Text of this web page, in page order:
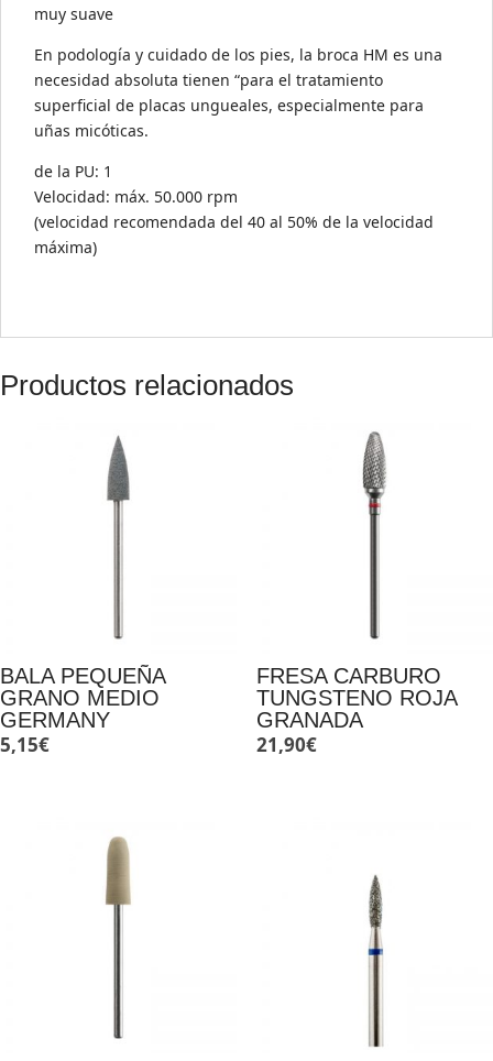
muy suave
En podología y cuidado de los pies, la broca HM es una
necesidad absoluta tienen “para el tratamiento
superficial de placas ungueales, especialmente para
uñas micóticas.
de la PU: 1
Velocidad: máx. 50.000 rpm
(velocidad recomendada del 40 al 50% de la velocidad
máxima)
Productos relacionados
BALA PEQUEÑA
GRANO MEDIO
GERMANY
5,15€
FRESA CARBURO
TUNGSTENO ROJA
GRANADA
21,90€